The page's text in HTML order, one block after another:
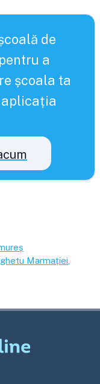
de
a
școala ta
aplicația
Marmației